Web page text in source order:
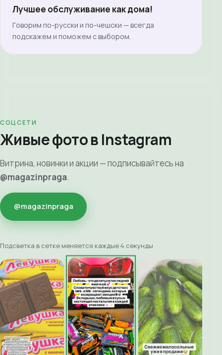
Лучшее обслуживание как дома!
Говорим по-русски и по-чешски — всегда
подскажем и поможем с выбором.
СОЦСЕТИ
Живые фото в Instagram
Витрина, новинки и акции — подписывайтесь на
@magazinpraga.
@magazinpraga
Подсветка в сетке меняется каждые 4 секунды